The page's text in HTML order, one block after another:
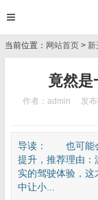
当前位置： 网站首页 > 新
竟然是
作者：admin 发
导读： 也可能会
提升，推荐理由：
实的驾驶体验，
中让小...